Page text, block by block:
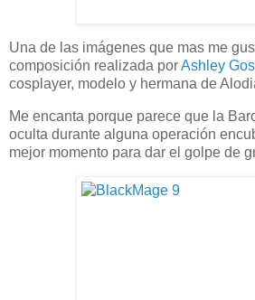
Una de las imágenes que mas me
composición realizada porAshley
cosplayer, modelo y hermana de
Me encanta porque parece que la
oculta durante alguna operación
mejor momento para dar el golpe de